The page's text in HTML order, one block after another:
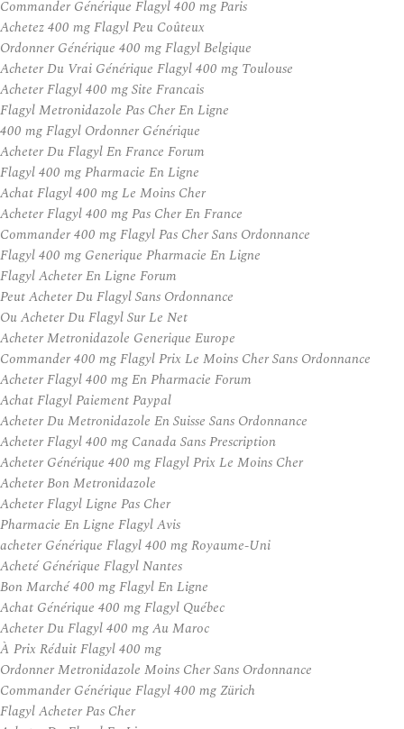
Commander Générique Flagyl 400 mg Paris
Achetez 400 mg Flagyl Peu Coûteux
Ordonner Générique 400 mg Flagyl Belgique
Acheter Du Vrai Générique Flagyl 400 mg Toulouse
Acheter Flagyl 400 mg Site Francais
Flagyl Metronidazole Pas Cher En Ligne
400 mg Flagyl Ordonner Générique
Acheter Du Flagyl En France Forum
Flagyl 400 mg Pharmacie En Ligne
Achat Flagyl 400 mg Le Moins Cher
Acheter Flagyl 400 mg Pas Cher En France
Commander 400 mg Flagyl Pas Cher Sans Ordonnance
Flagyl 400 mg Generique Pharmacie En Ligne
Flagyl Acheter En Ligne Forum
Peut Acheter Du Flagyl Sans Ordonnance
Ou Acheter Du Flagyl Sur Le Net
Acheter Metronidazole Generique Europe
Commander 400 mg Flagyl Prix Le Moins Cher Sans Ordonnance
Acheter Flagyl 400 mg En Pharmacie Forum
Achat Flagyl Paiement Paypal
Acheter Du Metronidazole En Suisse Sans Ordonnance
Acheter Flagyl 400 mg Canada Sans Prescription
Acheter Générique 400 mg Flagyl Prix Le Moins Cher
Acheter Bon Metronidazole
Acheter Flagyl Ligne Pas Cher
Pharmacie En Ligne Flagyl Avis
acheter Générique Flagyl 400 mg Royaume-Uni
Acheté Générique Flagyl Nantes
Bon Marché 400 mg Flagyl En Ligne
Achat Générique 400 mg Flagyl Québec
Acheter Du Flagyl 400 mg Au Maroc
À Prix Réduit Flagyl 400 mg
Ordonner Metronidazole Moins Cher Sans Ordonnance
Commander Générique Flagyl 400 mg Zürich
Flagyl Acheter Pas Cher